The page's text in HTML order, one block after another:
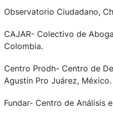
Observatorio Ciudadano,
CAJAR- Colectivo de
Colombia.
Centro Prodh- Centro de
Agustín Pro Juárez, México.
Fundar- Centro de Análisis